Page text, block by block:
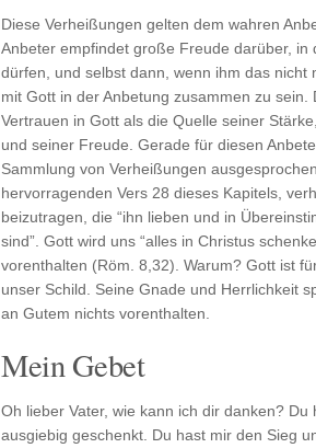
Diese Verheißungen gelten dem wahren
Anbeter empfindet große Freude darüber, in
dürfen, und selbst dann, wenn ihm das nicht
mit Gott in der Anbetung zusammen zu
Vertrauen in Gott als die Quelle seiner
und seiner Freude. Gerade für diesen
Sammlung von Verheißungen
hervorragenden Vers 28 dieses Kapitels,
beizutragen, die “ihn lieben und in
sind”. Gott wird uns “alles in Christus
vorenthalten (Röm. 8,32). Warum? Gott ist
unser Schild. Seine Gnade und Herrlichkeit
an Gutem nichts vorenthalten.
Mein Gebet
Oh lieber Vater, wie kann ich dir danken?
ausgiebig geschenkt. Du hast mir den Sieg